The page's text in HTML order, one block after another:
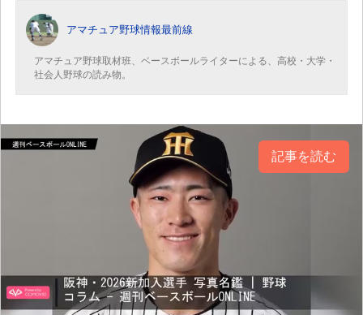
アマチュア野球情報最前線
アマチュア野球取材班、ベースボールライターによる、高校・大学・
社会人野球の読み物。
記事を読む